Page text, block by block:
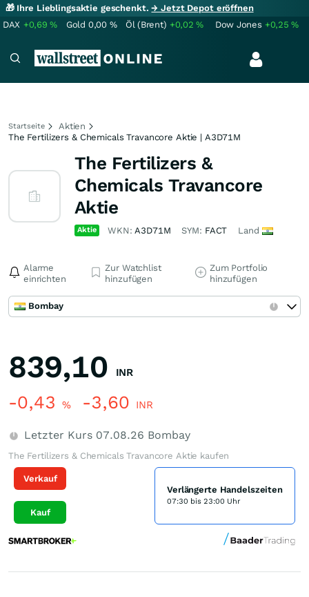
🎁 Ihre Lieblingsaktie geschenkt.→ Jetzt Depot eröffnen
DAX +0,69% Gold 0,00 % Öl (Brent) +0,02% Dow Jones +0,25%
Startseite
Aktien
The Fertilizers & Chemicals Travancore Aktie | A3D71M
The Fertilizers &
Chemicals Travancore
Aktie
Aktie WKN:A3D71M SYM: FACT Land
Alarme
einrichten
Zur Watchlist
hinzufügen
Zum Portfolio
hinzufügen
Bombay
839,10 INR
-0,43 % -3,60 INR
Letzter Kurs 07.08.26 Bombay
The Fertilizers & Chemicals Travancore Aktie kaufen
Verkauf
Kauf
Verlängerte Handelszeiten
07:30 bis 23:00 Uhr